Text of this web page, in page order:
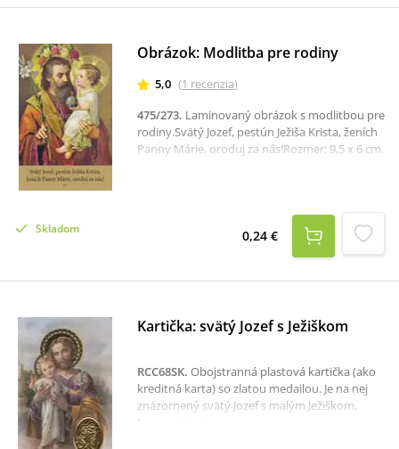
Obrázok: Modlitba pre rodiny
5,0 (1 recenzia)
475/273. Laminovaný obrázok s modlitbou pre
rodiny.Svätý Jozef, pestún Ježiša Krista, ženích
Panny Márie, oroduj za nás!Rozmer: 9,5 x 6 cm.
Skladom 0,24 €
Kartička: svätý Jozef s Ježiškom
RCC68SK. Obojstranná plastová kartička (ako
kreditná karta) so zlatou medailou. Je na nej
znázornený svätý Jozef s malým Ježiškom,
ktorý drží ľaliu. Na zadnej strane sa nachádza